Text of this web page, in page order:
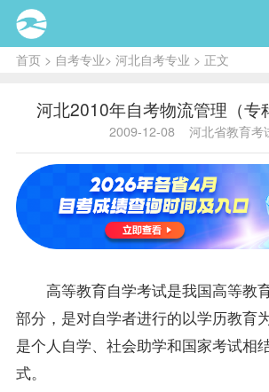
首页> 自考专业> 河北自考专业 > 正文
河北2010年自考物流管理（专
2009-12-08 河北省教育考
高等教育自学考试是我国高等教
部分，是对自学者进行的以学历教育
是个人自学、社会助学和国家考试相
式。